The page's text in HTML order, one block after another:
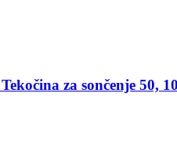
Tekočina za sončenje 50,